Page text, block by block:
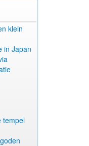
klein
in Japan
tempel